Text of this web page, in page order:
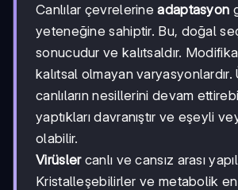
Canlılar çevrelerineadaptasyon
yeteneğine sahiptir. Bu, doğal
sonucudur ve kalıtsaldır.
kalıtsal olmayan varyasyonlardır.
canlıların nesillerini devam
yaptıkları davranıştır ve eşeyli
olabilir.
Virüslercanlı ve cansız arası
Kristalleşebilirler ve metabolik